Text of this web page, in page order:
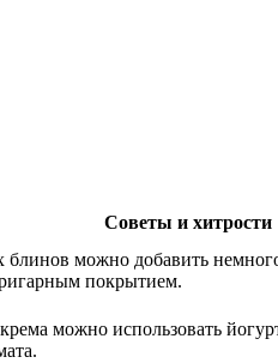
Советы и хитрости
можно добавить
покрытием.
можно использовать